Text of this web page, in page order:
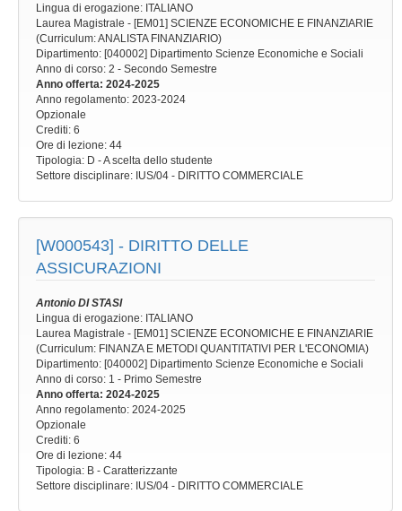
Lingua di erogazione: ITALIANO
Laurea Magistrale - [EM01] SCIENZE ECONOMICHE E FINANZIARIE
(Curriculum: ANALISTA FINANZIARIO)
Dipartimento: [040002] Dipartimento Scienze Economiche e Sociali
Anno di corso: 2 - Secondo Semestre
Anno offerta: 2024-2025
Anno regolamento: 2023-2024
Opzionale
Crediti: 6
Ore di lezione: 44
Tipologia: D - A scelta dello studente
Settore disciplinare: IUS/04 - DIRITTO COMMERCIALE
[W000543] - DIRITTO DELLE
ASSICURAZIONI
Antonio DI STASI
Lingua di erogazione: ITALIANO
Laurea Magistrale - [EM01] SCIENZE ECONOMICHE E FINANZIARIE
(Curriculum: FINANZA E METODI QUANTITATIVI PER L'ECONOMIA)
Dipartimento: [040002] Dipartimento Scienze Economiche e Sociali
Anno di corso: 1 - Primo Semestre
Anno offerta: 2024-2025
Anno regolamento: 2024-2025
Opzionale
Crediti: 6
Ore di lezione: 44
Tipologia: B - Caratterizzante
Settore disciplinare: IUS/04 - DIRITTO COMMERCIALE